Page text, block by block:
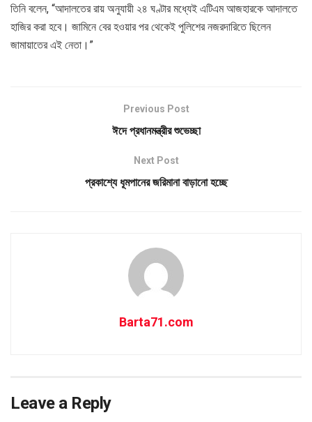
তিনি বলেন, “আদালতের রায় অনুযায়ী ২৪ ঘণ্টার মধ্যেই এটিএম আজহারকে আদালতে
হাজির করা হবে। জামিনে বের হওয়ার পর থেকেই পুলিশের নজরদারিতে ছিলেন
জামায়াতের এই নেতা।”
Previous Post
ঈদে প্রধানমন্ত্রীর শুভেচ্ছা
Next Post
প্রকাশ্যে ধূমপানের জরিমানা বাড়ানো হচ্ছে
Barta71.com
Leave a Reply